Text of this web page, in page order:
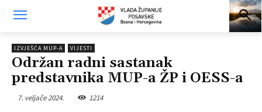
IZVJEŠĆA MUP-A VIJESTI
Održan radni sastanak
predstavnika MUP-a ŽP i OESS-a
7. veljače 2024. 1214